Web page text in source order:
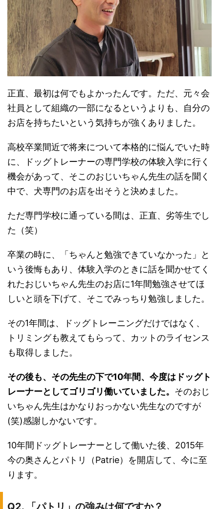
正直、最初は何でもよかったんです。ただ、元々会
社員として組織の一部になるというよりも、自分の
お店を持ちたいという気持ちが強くありました。
高校卒業間近で将来について本格的に悩んでいた時
に、ドッグトレーナーの専門学校の体験入学に行く
機会があって、そこのおじいちゃん先生の話を聞く
中で、犬専門のお店を出そうと決めました。
ただ専門学校に通っている間は、正直、劣等生でし
た（笑）
卒業の時に、「ちゃんと勉強できていなかった」と
いう後悔もあり、体験入学のときに話を聞かせてく
れたおじいちゃん先生のお店に1年間勉強させてほ
しいと頭を下げて、そこでみっちり勉強しました。
その1年間は、ドッグトレーニングだけではなく、
トリミングも教えてもらって、カットのライセンス
も取得しました。
その後も、その先生の下で10年間、今度はドッグト
レーナーとしてゴリゴリ働いていました。 そのおじ
いちゃん先生はかなりおっかない先生なのですが
(笑)感謝しかないです。
10年間ドッグトレーナーとして働いた後、2015年
今の奥さんとパトリ（Patrie）を開店して、今に至
ります。